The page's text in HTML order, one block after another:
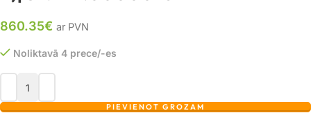
860.35€ ar PVN
Noliktavā 4 prece/-es
PIEVIENOT GROZAM